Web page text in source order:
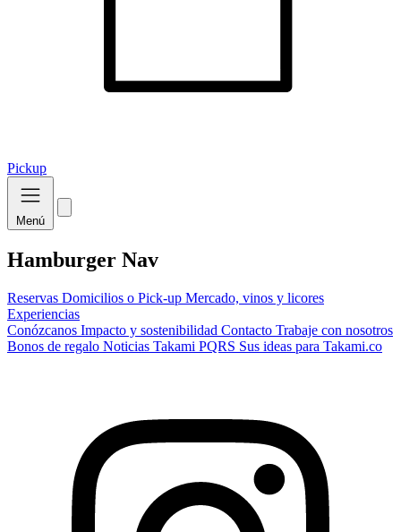
Pickup
Menú
Hamburger Nav
Reservas Domicilios o Pick-up Mercado, vinos y licores
Experiencias
Conózcanos Impacto y sostenibilidad Contacto Trabaje con nosotros
Bonos de regalo Noticias Takami PQRS Sus ideas para Takami.co